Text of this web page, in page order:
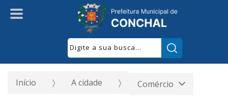
Início A cidade Comércio